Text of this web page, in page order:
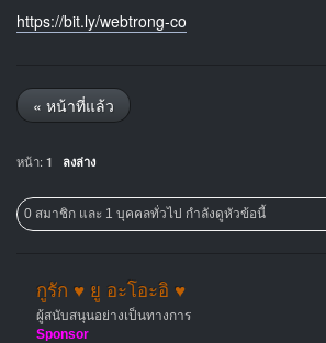
https://bit.ly/webtrong-co
« หน้าที่แล้ว
หน้า: 1 ลงล่าง
0 สมาชิก และ 1 บุคคลทั่วไป กำลังดูหัวข้อนี้
กูรัก ♥ ยู อะโอะอิ ♥
ผู้สนับสนุนอย่างเป็นทางการ
Sponsor